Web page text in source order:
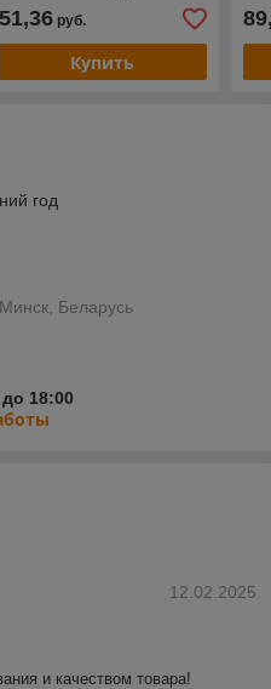
L2300/2305/2320/2340,
2,6K
51,36руб.
Купить
год
Беларусь
18:00
12.02.2025
и качеством товара!